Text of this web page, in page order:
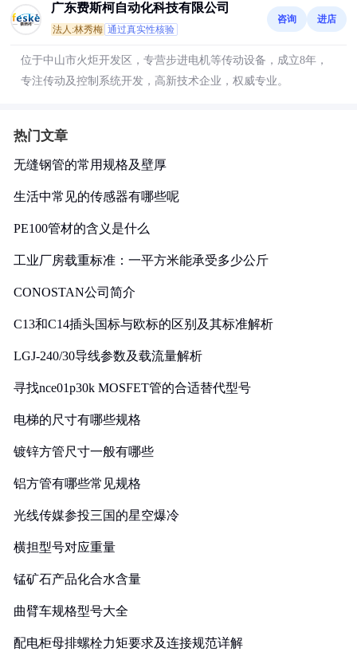
广东费斯柯自动化科技有限公司
法人:林秀梅 通过真实性核验
咨询 进店
位于中山市火炬开发区，专营步进电机等传动设备，成立8年，
专注传动及控制系统开发，高新技术企业，权威专业。
热门文章
无缝钢管的常用规格及壁厚
生活中常见的传感器有哪些呢
PE100管材的含义是什么
工业厂房载重标准：一平方米能承受多少公斤
CONOSTAN公司简介
C13和C14插头国标与欧标的区别及其标准解析
LGJ-240/30导线参数及载流量解析
寻找nce01p30k MOSFET管的合适替代型号
电梯的尺寸有哪些规格
镀锌方管尺寸一般有哪些
铝方管有哪些常见规格
光线传媒参投三国的星空爆冷
横担型号对应重量
锰矿石产品化合水含量
曲臂车规格型号大全
配电柜母排螺栓力矩要求及连接规范详解